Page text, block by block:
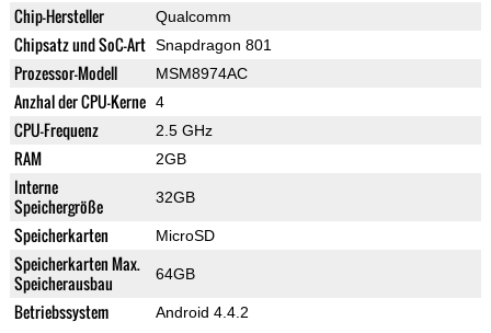
Chip-Hersteller Qualcomm
Chipsatz und SoC-Art Snapdragon 801
Prozessor-Modell MSM8974AC
Anzhal der CPU-Kerne 4
CPU-Frequenz 2.5 GHz
RAM 2GB
Interne
Speichergröße
32GB
Speicherkarten MicroSD
Speicherkarten Max.
Speicherausbau
64GB
Betriebssystem Android 4.4.2